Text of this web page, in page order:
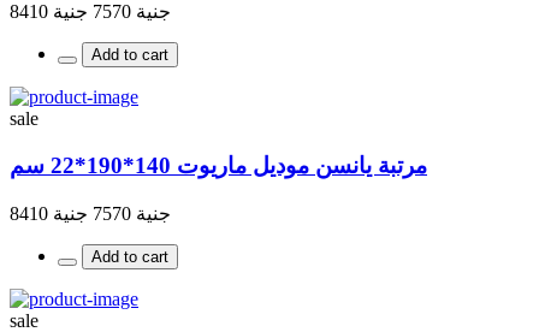
جنية 7570 جنية 8410
Add to cart
sale
مرتبة يانسن موديل ماريوت 140*190*22 سم
جنية 7570 جنية 8410
Add to cart
sale